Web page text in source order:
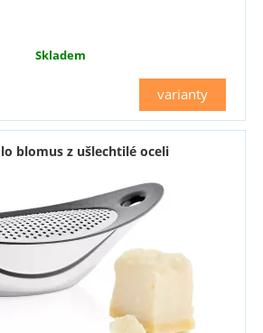
Skladem
varianty
blomus z ušlechtilé oceli